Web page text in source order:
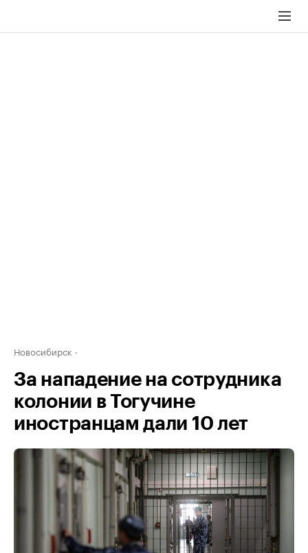
Новосибирск
За нападение на сотрудника
колонии в Тогучине
иностранцам дали 10 лет